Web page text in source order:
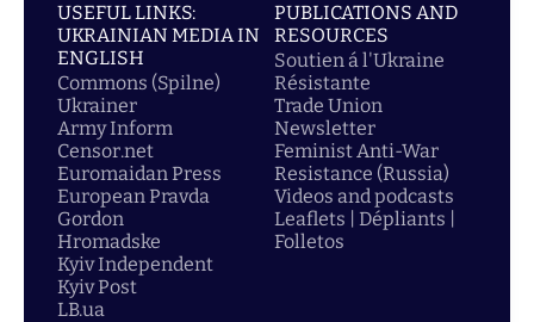
USEFUL LINKS:
UKRAINIAN MEDIA IN
ENGLISH
Commons (Spilne)
Ukrainer
Army Inform
Censor.net
Euromaidan Press
European Pravda
Gordon
Hromadske
Kyiv Independent
Kyiv Post
LB.ua
PUBLICATIONS AND
RESOURCES
Soutien á l'Ukraine
Résistante
Trade Union
Newsletter
Feminist Anti-War
Resistance (Russia)
Videos and podcasts
Leaflets | Dépliants |
Folletos